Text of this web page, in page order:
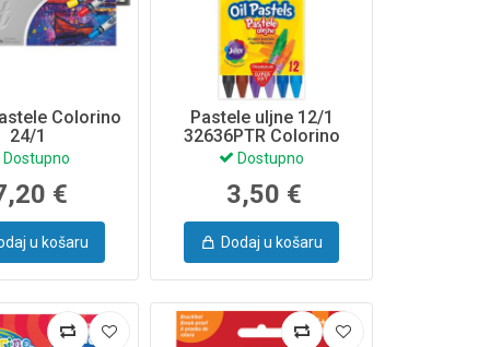
Colorino
24/1
Dostupno
€
u košaru
Pastele uljne 12/1
32636PTR Colorino
Dostupno
3,50 €
Dodaj u košaru